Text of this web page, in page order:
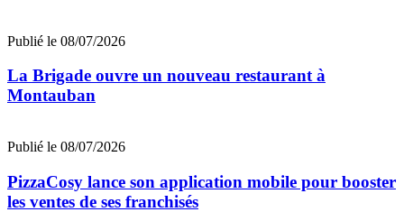
Publié le 08/07/2026
La Brigade ouvre un nouveau restaurant à
Montauban
Publié le 08/07/2026
PizzaCosy lance son application mobile pour booster
les ventes de ses franchisés